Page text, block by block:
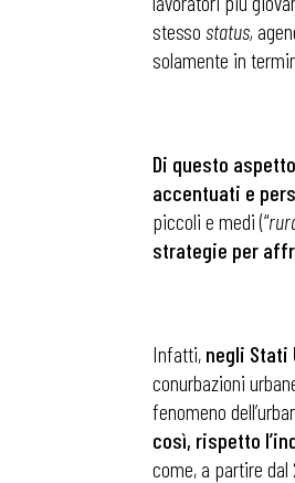
stesso status,
solamente in
Di questo
accentuati e
piccoli e medi (“
strategie per
Infatti, negli Stati
conurbazioni
fenomeno
così, rispetto
come, a partire